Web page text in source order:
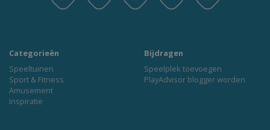
Categorieën
Speeltuinen
Sport & Fitness
Amusement
Inspiratie
Bijdragen
Speelplek toevoegen
PlayAdvisor blogger worden